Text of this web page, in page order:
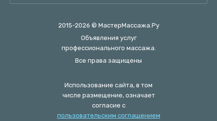
2015-2026 © МастерМассажа.Ру
Объявления услуг
профессионального массажа.
Все права защищены
Использование сайта, в том
числе размещение, означает
согласие с
пользовательским соглашением